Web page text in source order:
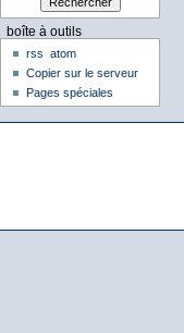
boîte à outils
rss
atom
Copier sur le serveur
Pages spéciales